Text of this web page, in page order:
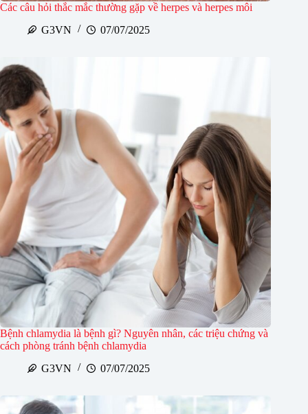
Các câu hỏi thắc mắc thường gặp về herpes và herpes môi
G3VN
07/07/2025
Bệnh chlamydia là bệnh gì? Nguyên nhân, các triệu chứng và
cách phòng tránh bệnh chlamydia
G3VN
07/07/2025